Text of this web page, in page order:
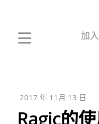
加
2017 年 11月 13 日
Ragic的